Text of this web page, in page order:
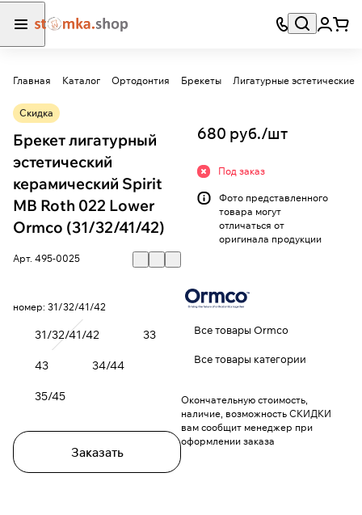
Главная Каталог Ортодонтия Брекеты Лигатурные эстетические
Скидка
Брекет лигатурный
эстетический
керамический Spirit
МВ Roth 022 Lower
Ormco (31/32/41/42)
Арт. 495-0025
номер: 31/32/41/42
31/32/41/42 33
43 34/44
35/45
Заказать
680 руб./шт
Под заказ
Фото представленного
товара могут
отличаться от
оригинала продукции
Все товары Ormco
Все товары категории
Окончательную стоимость,
наличие, возможность СКИДКИ
вам сообщит менеджер при
оформлении заказа